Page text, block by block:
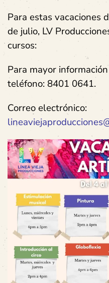
Para estas vacaciones
de julio, LV
cursos:
Para mayor
teléfono: 8401 0641.
Correo electrónico: